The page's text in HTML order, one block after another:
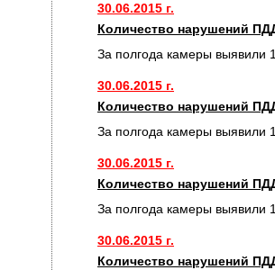
30.06.2015 г.
Количество нарушений
За полгода камеры
30.06.2015 г.
Количество нарушений
За полгода камеры
30.06.2015 г.
Количество нарушений
За полгода камеры
30.06.2015 г.
Количество нарушений